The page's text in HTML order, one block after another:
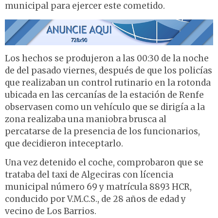
municipal para ejercer este cometido.
Los hechos se produjeron a las 00:30 de la noche
de del pasado viernes, después de que los policías
que realizaban un control rutinario en la rotonda
ubicada en las cercanías de la estación de Renfe
observasen como un vehículo que se dirigía a la
zona realizaba una maniobra brusca al
percatarse de la presencia de los funcionarios,
que decidieron inteceptarlo.
Una vez detenido el coche, comprobaron que se
trataba del taxi de Algeciras con lícencia
municipal número 69 y matrícula 8893 HCR,
conducido por V.M.C.S., de 28 años de edad y
vecino de Los Barrios.